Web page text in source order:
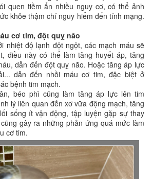
quen tiềm ẩn nhiều nguy cơ, có thể ảnh
khỏe thậm chí nguy hiểm đến tính mạng.
cơ tim, đột quỵ não
nhiệt độ lạnh đột ngột, các mạch máu sẽ
điều này có thể làm tăng huyết áp, tăng
dẫn đến đột quỵ não. Hoặc tăng áp lực
dẫn đến nhồi máu cơ tim, đặc biệt ở
bệnh tim mạch.
béo phì cũng làm tăng áp lực lên tim
lý liên quan đến xơ vữa động mạch, tăng
sống ít vận động, tập luyện gặp sự thay
gây ra những phản ứng quá mức làm
cơ tim.